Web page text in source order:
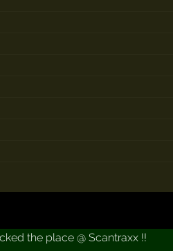
the place @ Scantraxx !!